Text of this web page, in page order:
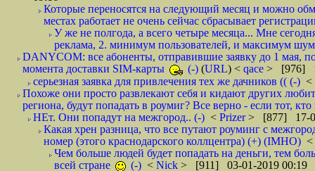
Которые переносятся на следующий месяц и можно
местах работает не очень сейчас сбрасывает
У же не полгода, а всего четыре месяца... Мне
реклама, 2. минимум пользователей, и максимум
DANYCOM: все абоненты, отправившие заявку до 1 мая,
момента доставки SIM-карты
(-) (URL) < qace > [976]
серьезная заявка для привлечения тех же дачников (( (-) <
Похоже они просто развлекают себя и кидают других
региона, будут попадать в роумиг? Все верно - если тот,
НЕт. Они попадут на межгород.. (-) < Prizer> [877] 17-
Какая хрен разница, что все путают роуминг с
номер (этого краснодарского коллцентра) (+) (IMHO) <
Чем больше людей будет попадать на деньги, тем
всей стране
(-) < Nick > [911] 03-01-2019 00:19